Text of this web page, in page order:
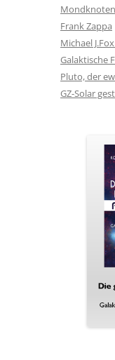
Frank Zappa
Michael
Galaktische
Pluto, der
GZ-Solar